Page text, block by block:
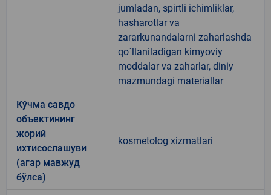
jumladan, spirtli ichimliklar,
hasharotlar va
zararkunandalarni zaharlashda
qo`llaniladigan kimyoviy
moddalar va zaharlar, diniy
mazmundagi materiallar
Кўчма савдо
объектининг
жорий
ихтисослашуви
(агар мавжуд
бўлса)
kosmetolog xizmatlari